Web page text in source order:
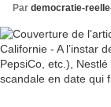
date qui
Par democratie-